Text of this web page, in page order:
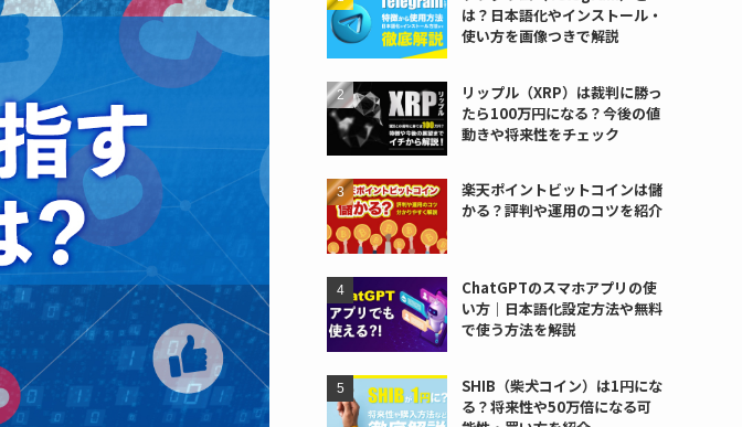
は？日本語化やインストール・
使い方を画像つきで解説
リップル（XRP）は裁判に勝っ
たら100万円になる？今後の値
動きや将来性をチェック
楽天ポイントビットコインは儲
かる？評判や運用のコツを紹介
ChatGPTのスマホアプリの使
い方｜日本語化設定方法や無料
で使う方法を解説
SHIB（柴犬コイン）は1円にな
る？将来性や50万倍になる可